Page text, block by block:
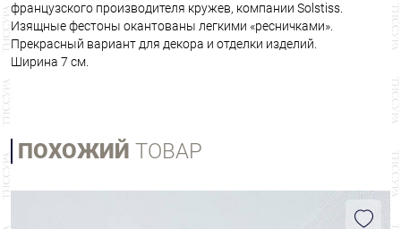
французского производителя кружев, компании Solstiss.
Изящные фестоны окантованы легкими «ресничками».
Прекрасный вариант для декора и отделки изделий.
Ширина 7 см.
ПОХОЖИЙ ТОВАР